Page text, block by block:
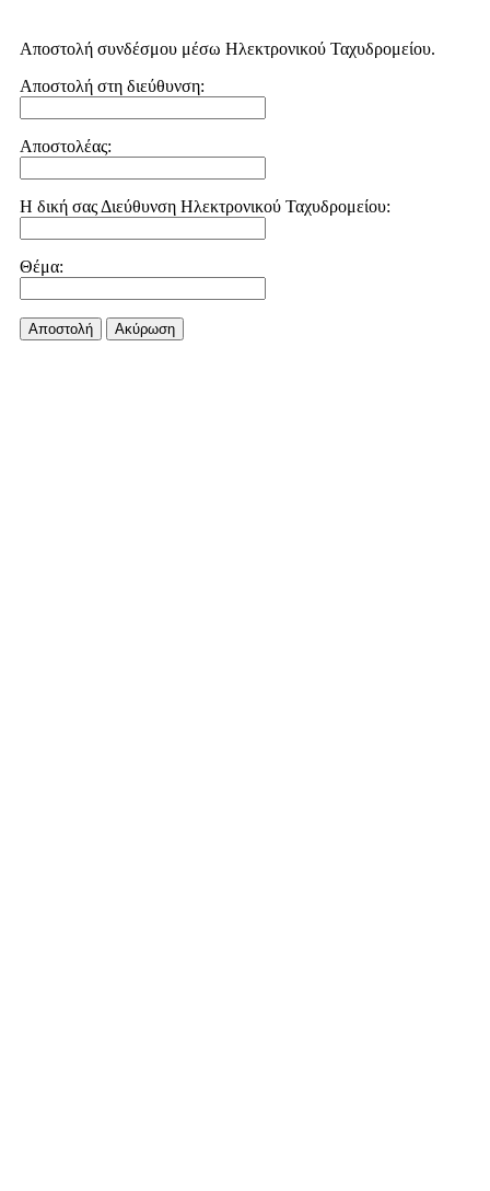
Αποστολή συνδέσμου μέσω Ηλεκτρονικού Ταχυδρομείου.
Αποστολή στη διεύθυνση:
Αποστολέας:
Η δική σας Διεύθυνση Ηλεκτρονικού Ταχυδρομείου:
Θέμα:
Αποστολή Aκύρωση